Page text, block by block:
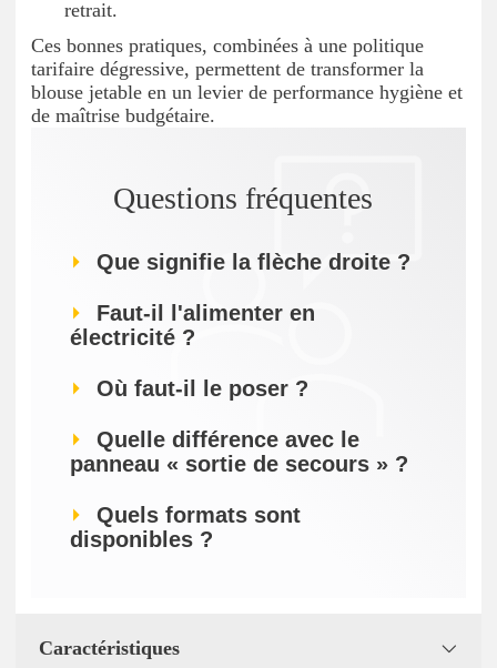
retrait.
Ces bonnes pratiques, combinées à une politique
tarifaire dégressive, permettent de transformer la
blouse jetable en un levier de performance hygiène et
de maîtrise budgétaire.
Questions fréquentes
Que signifie la flèche droite ?
Faut-il l'alimenter en
électricité ?
Où faut-il le poser ?
Quelle différence avec le
panneau « sortie de secours » ?
Quels formats sont
disponibles ?
Caractéristiques